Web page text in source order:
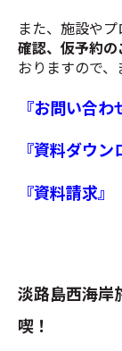
また、施設や
確認、仮予約の
おりますので、
『お問い合わ
『資料ダウン
『資料請求』
淡路島西海岸
喫！